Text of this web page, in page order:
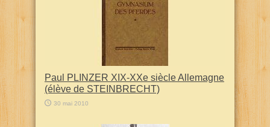
Paul PLINZER XIX-XXe siècle Allemagne
(élève de STEINBRECHT)
30 mai 2010